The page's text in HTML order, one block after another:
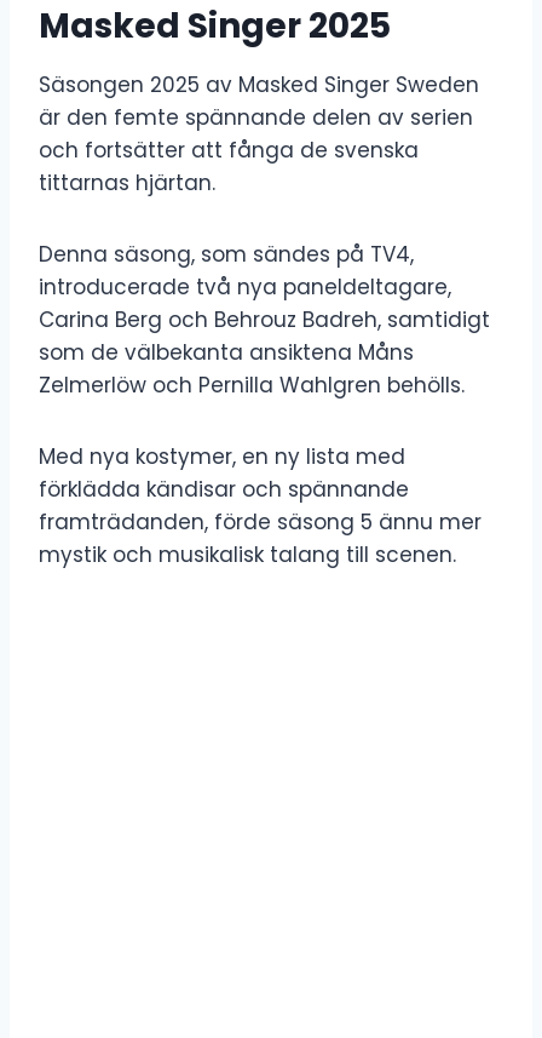
Masked Singer 2025
Säsongen 2025 av Masked Singer Sweden
är den femte spännande delen av serien
och fortsätter att fånga de svenska
tittarnas hjärtan.
Denna säsong, som sändes på TV4,
introducerade två nya paneldeltagare,
Carina Berg och Behrouz Badreh, samtidigt
som de välbekanta ansiktena Måns
Zelmerlöw och Pernilla Wahlgren behölls.
Med nya kostymer, en ny lista med
förklädda kändisar och spännande
framträdanden, förde säsong 5 ännu mer
mystik och musikalisk talang till scenen.